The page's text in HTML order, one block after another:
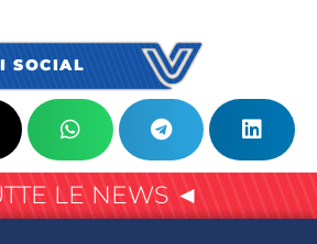
SOCIAL
LE NEWS ◄